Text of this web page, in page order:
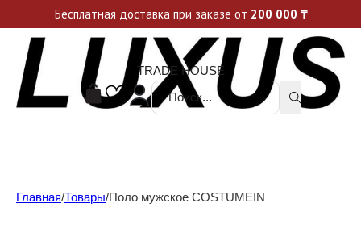
Уникальные акции и спецпредложения каждую неделю, не пропусти свой шанс
TRADE HOUSE
Поиск ...
Главная/Товары/Поло мужское COSTUMEIN
Бесплатная доставка при заказе от 200 000 ₸